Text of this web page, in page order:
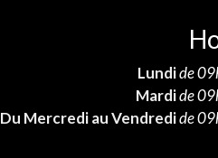
Lundide
Mardide
Du Mercredi au Vendredide